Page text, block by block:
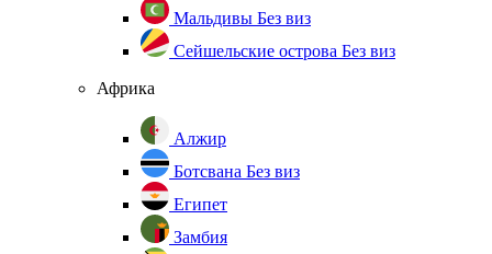
Мальдивы Без виз
Сейшельские острова Без виз
Африка
Алжир
Ботсвана Без виз
Египет
Замбия